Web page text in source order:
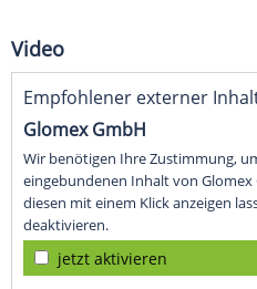
Video
Empfohlener externer
Glomex GmbH
Wir benötigen Ihre Zustimmung,
eingebundenen Inhalt von Glomex
diesen mit einem Klick anzeigen
deaktivieren.
jetzt aktivieren